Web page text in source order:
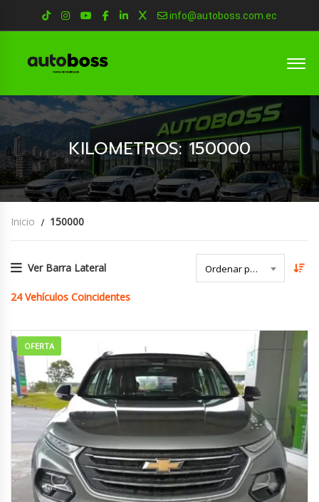
info@autoboss.com.ec
KILOMETROS: 150000
Inicio 150000
Ver Barra Lateral Ordenar por Fecha
24 Vehículos Coincidentes
OFERTA